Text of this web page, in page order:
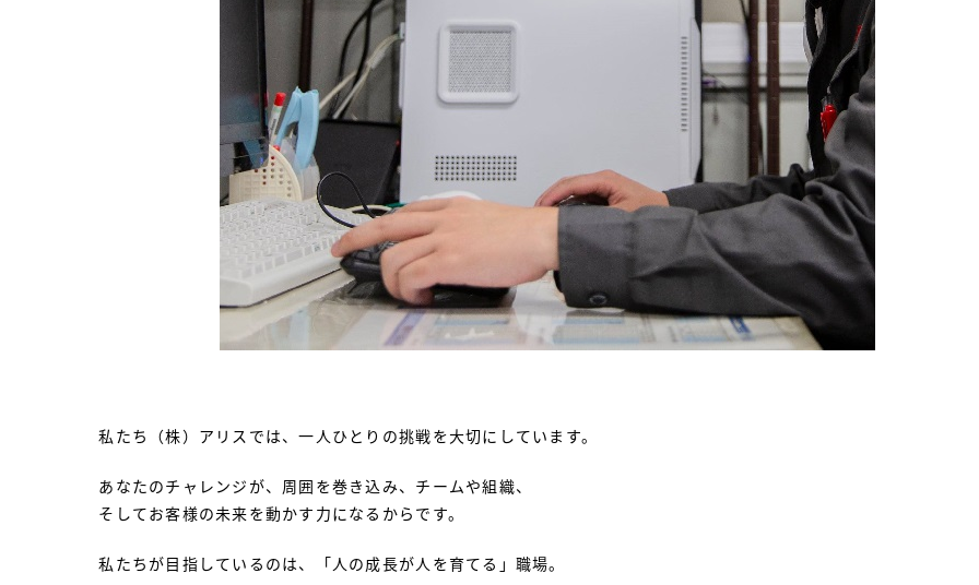
私たち（株）アリスでは、一人ひとりの挑戦を大切にしています。
あなたのチャレンジが、周囲を巻き込み、チームや組織、
そしてお客様の未来を動かす力になるからです。
私たちが目指しているのは、「人の成長が人を育てる」職場。